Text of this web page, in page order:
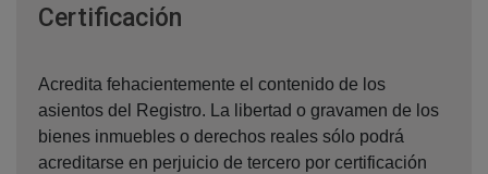
Certificación
Acredita fehacientemente el contenido de los
asientos del Registro. La libertad o gravamen de los
bienes inmuebles o derechos reales sólo podrá
acreditarse en perjuicio de tercero por certificación